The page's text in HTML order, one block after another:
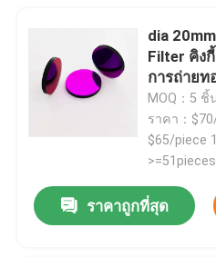
dia
Filter คิง
การถ่ายท
MOQ：5 ชิ้
ราคา：
$65/piece
>=51pieces
ราคาถูกที่สุด